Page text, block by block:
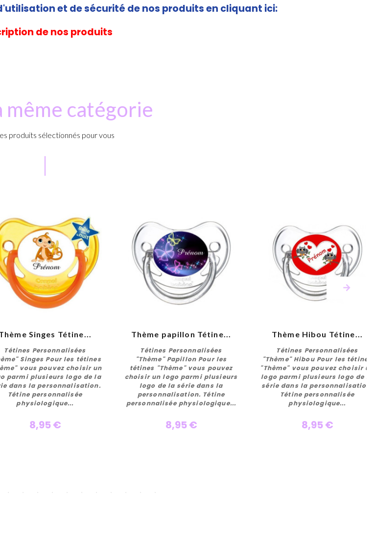
et de sécurité de nos produits en cliquant ici:
de nos produits
même catégorie
produits sélectionnés pour vous
Personnaliser
Singes Tétine...
Tétines Personnalisées
Singes Pour les tétines
vous pouvez choisir un
parmi plusieurs logo de la
dans la personnalisation.
Tétine personnalisée
physiologique...
8,95 €
Personnaliser
Thème papillon Tétine...
Tétines Personnalisées
"Thème" Papillon Pour les
tétines "Thème" vous pouvez
choisir un logo parmi plusieurs
logo de la série dans la
personnalisation. Tétine
personnalisée physiologique...
8,95 €
Personnaliser
Thème Hibou Tétine...
Tétines Personnalisées
"Thème" Hibou Pour les tétines
"Thème" vous pouvez choisir un
logo parmi plusieurs logo de la
série dans la personnalisation.
Tétine personnalisée
physiologique...
8,95 €